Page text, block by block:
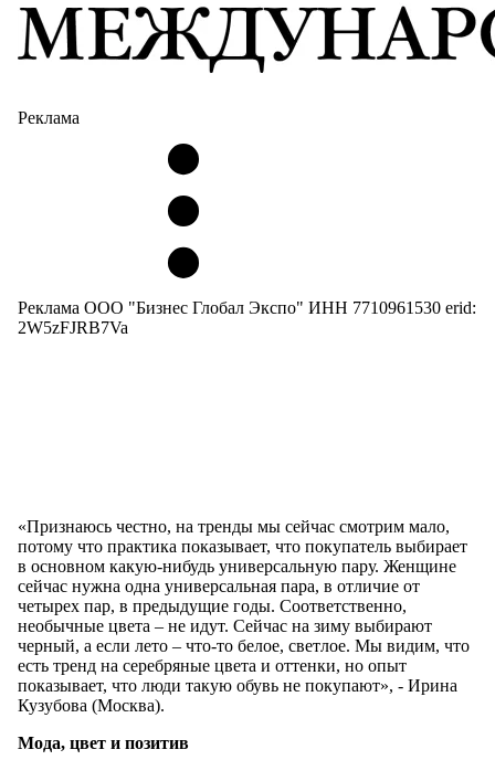
Реклама
Реклама ООО "Бизнес Глобал Экспо" ИНН 7710961530 erid:
2W5zFJRB7Va
«Признаюсь честно, на тренды мы сейчас смотрим мало,
потому что практика показывает, что покупатель выбирает
в основном какую-нибудь универсальную пару. Женщине
сейчас нужна одна универсальная пара, в отличие от
четырех пар, в предыдущие годы. Соответственно,
необычные цвета – не идут. Сейчас на зиму выбирают
черный, а если лето – что-то белое, светлое. Мы видим, что
есть тренд на серебряные цвета и оттенки, но опыт
показывает, что люди такую обувь не покупают», - Ирина
Кузубова (Москва).
Мода, цвет и позитив